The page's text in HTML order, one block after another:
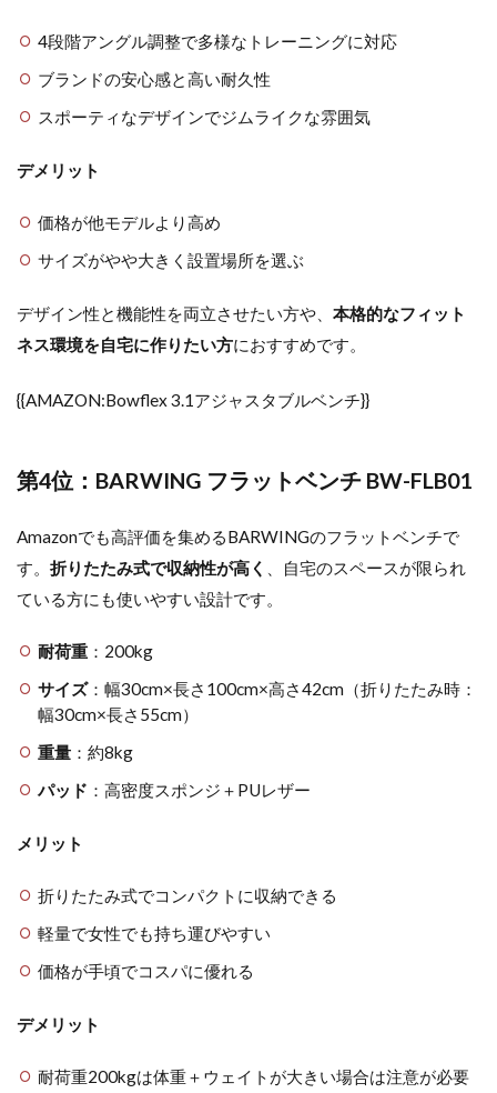
4段階アングル調整で多様なトレーニングに対応
ブランドの安心感と高い耐久性
スポーティなデザインでジムライクな雰囲気
デメリット
価格が他モデルより高め
サイズがやや大きく設置場所を選ぶ
デザイン性と機能性を両立させたい方や、 本格的なフィット
ネス環境を自宅に作りたい方におすすめです。
{{AMAZON:Bowflex 3.1アジャスタブルベンチ}}
第4位：BARWING フラットベンチ BW-FLB01
Amazonでも高評価を集めるBARWINGのフラットベンチで
す。 折りたたみ式で収納性が高く
、自宅のスペースが限られ
ている方にも使いやすい設計です。
耐荷重：200kg
サイズ：幅30cm×長さ100cm×高さ42cm（折りたたみ時：
幅30cm×長さ55cm）
重量：約8kg
パッド ：高密度スポンジ＋PUレザー
メリット
折りたたみ式でコンパクトに収納できる
軽量で女性でも持ち運びやすい
価格が手頃でコスパに優れる
デメリット
耐荷重200kgは体重＋ウェイトが大きい場合は注意が必要